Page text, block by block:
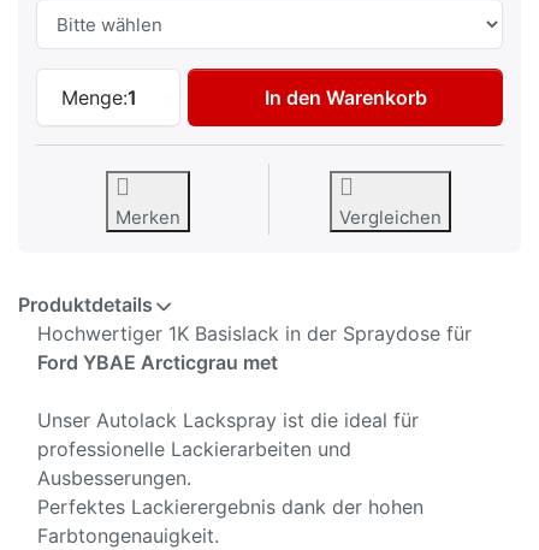
Menge:1
Autolack Spraydose für Ford YBAE
In den Warenkorb
Merken Vergleichen
Produktdetails
Hochwertiger 1K Basislack in der Spraydose für
Ford YBAE Arcticgrau met
Unser Autolack Lackspray ist die ideal für
professionelle Lackierarbeiten und
Ausbesserungen.
Perfektes Lackierergebnis dank der hohen
Farbtongenauigkeit.